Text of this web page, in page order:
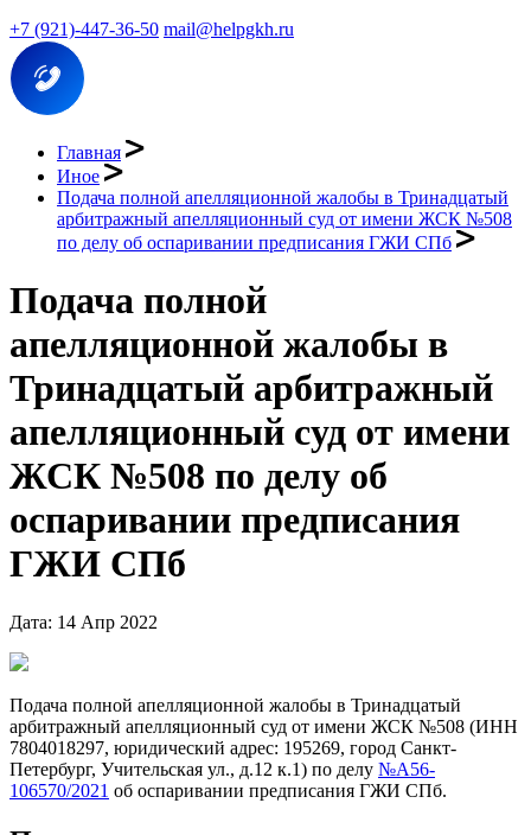
+7 (921)-447-36-50 mail@helpgkh.ru
Главная
Иное
Подача полной апелляционной жалобы в Тринадцатый
арбитражный апелляционный суд от имени ЖСК №508
по делу об оспаривании предписания ГЖИ СПб
Подача полной
апелляционной жалобы в
Тринадцатый арбитражный
апелляционный суд от имени
ЖСК №508 по делу об
оспаривании предписания
ГЖИ СПб
Дата: 14 Апр 2022
Подача полной апелляционной жалобы в Тринадцатый
арбитражный апелляционный суд от имени ЖСК №508 (ИНН
7804018297, юридический адрес: 195269, город Санкт-
Петербург, Учительская ул., д.12 к.1) по делу №А56-
106570/2021 об оспаривании предписания ГЖИ СПб.